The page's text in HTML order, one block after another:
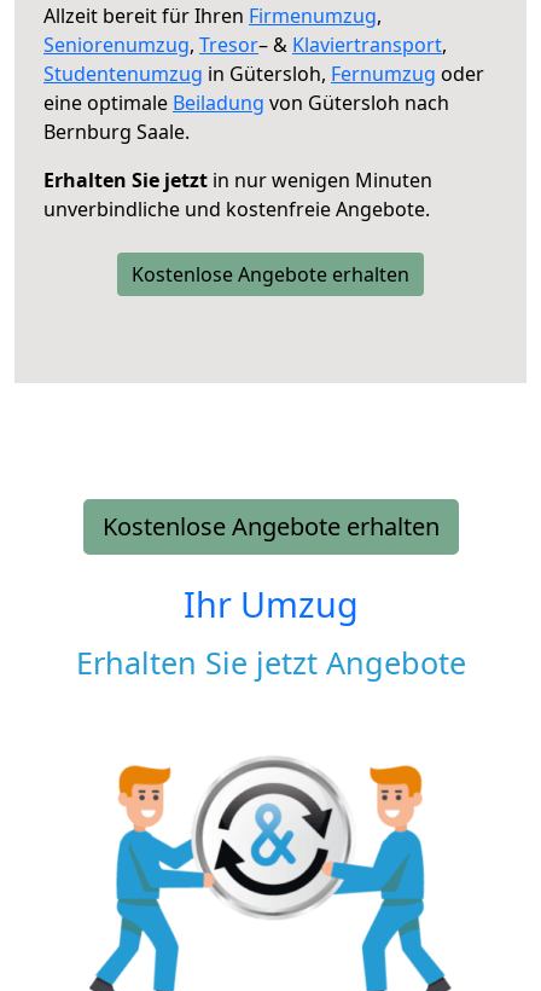
Allzeit bereit für Ihren Firmenumzug,
Seniorenumzug, Tresor– & Klaviertransport,
Studentenumzug in Gütersloh, Fernumzug oder
eine optimale Beiladung von Gütersloh nach
Bernburg Saale.
Erhalten Sie jetzt in nur wenigen Minuten
unverbindliche und kostenfreie Angebote.
Kostenlose Angebote erhalten
Kostenlose Angebote erhalten
Ihr Umzug
Erhalten Sie jetzt Angebote